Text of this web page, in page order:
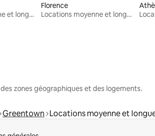
Locations moyenne et longue durée
Florence
Locations moyenne et longue durée
zones géographiques et des logements.
Greentown Locations moyenne et